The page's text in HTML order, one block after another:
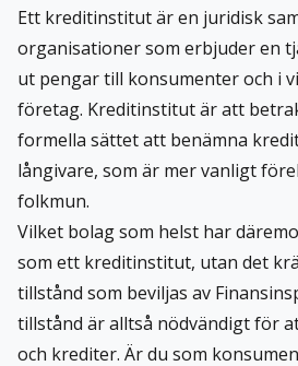
Ett kreditinstitut är en juridisk
organisationer som erbjuder en
ut pengar till konsumenter och i
företag. Kreditinstitut är att
formella sättet att benämna
långivare, som är mer vanligt
folkmun.
Vilket bolag som helst har
som ett kreditinstitut, utan det
tillstånd som beviljas av
tillstånd är alltså nödvändigt för
och krediter. Är du som